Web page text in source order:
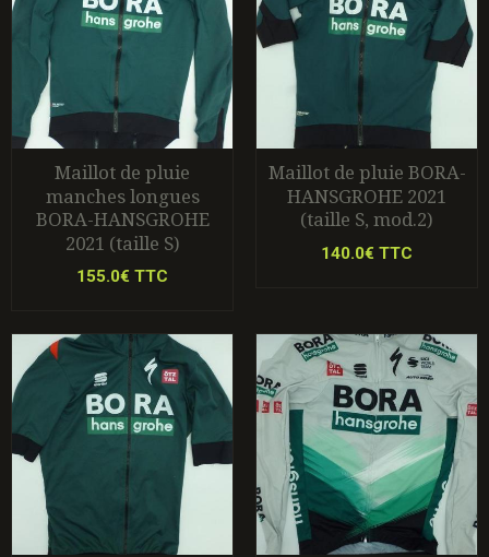
Maillot de pluie
manches longues
BORA-HANSGROHE
2021 (taille S)
155.0€ TTC
Maillot de pluie BORA-
HANSGROHE 2021
(taille S, mod.2)
140.0€ TTC